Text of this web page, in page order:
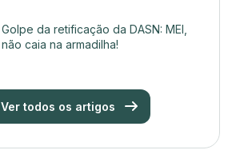
Golpe da retificação da DASN: MEI,
não caia na armadilha!
Ver todos os artigos